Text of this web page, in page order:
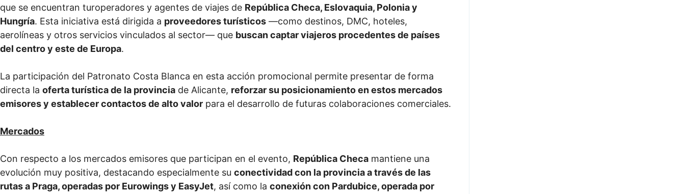
que se encuentran turoperadores y agentes de viajes de República Checa, Eslovaquia, Polonia y
Hungría. Esta iniciativa está dirigida a proveedores turísticos —como destinos, DMC, hoteles,
aerolíneas y otros servicios vinculados al sector— que buscan captar viajeros procedentes de países
del centro y este de Europa.
La participación del Patronato Costa Blanca en esta acción promocional permite presentar de forma
directa la oferta turística de la provincia de Alicante, reforzar su posicionamiento en estos mercados
emisores y establecer contactos de alto valor para el desarrollo de futuras colaboraciones comerciales.
Mercados
Con respecto a los mercados emisores que participan en el evento, República Checa mantiene una
evolución muy positiva, destacando especialmente su conectividad con la provincia a través de las
rutas a Praga, operadas por Eurowings y EasyJet, así como la conexión con Pardubice, operada por